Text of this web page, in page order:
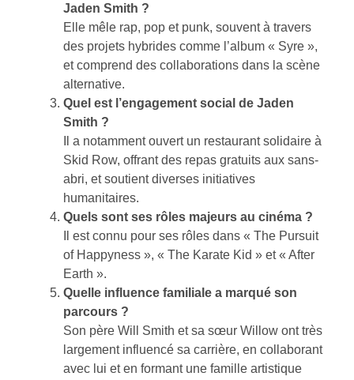
Jaden Smith ?
Elle mêle rap, pop et punk, souvent à travers
des projets hybrides comme l’album « Syre »,
et comprend des collaborations dans la scène
alternative.
Quel est l’engagement social de Jaden
Smith ?
Il a notamment ouvert un restaurant solidaire à
Skid Row, offrant des repas gratuits aux sans-
abri, et soutient diverses initiatives
humanitaires.
Quels sont ses rôles majeurs au cinéma ?
Il est connu pour ses rôles dans « The Pursuit
of Happyness », « The Karate Kid » et « After
Earth ».
Quelle influence familiale a marqué son
parcours ?
Son père Will Smith et sa sœur Willow ont très
largement influencé sa carrière, en collaborant
avec lui et en formant une famille artistique